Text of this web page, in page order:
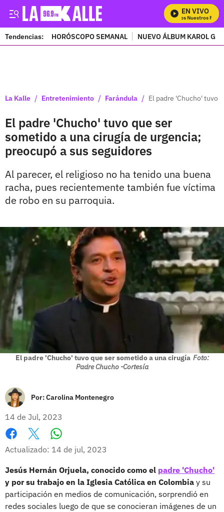
EN VIVO
Mira Todos Nuestros
Tendencias: HORÓSCOPO SEMANAL NUEVO ÁLBUM KAROL G
La Kalle / Entretenimiento / Farándula / El padre 'Chucho' tuvo
El padre 'Chucho' tuvo que ser
sometido a una cirugía de urgencia;
preocupó a sus seguidores
Al parecer, el religioso no ha tenido una buena
racha, pues recientemente también fue víctima
de robo en su parroquia.
El padre 'Chucho' tuvo que ser sometido a una cirugía Foto:
Padre Chucho -Cortesía
Por:Carolina Montenegro
14 de Jul, 2023
Facebook
X
Actualizado: 14 de jul, 2023
Jesús Hernán Orjuela, conocido como el padre 'Chucho'
y por su trabajo en la Iglesia Católica en Colombia y su
participación en medios de comunicación, sorprendió en
redes sociales luego de que se conocieran imágenes de un